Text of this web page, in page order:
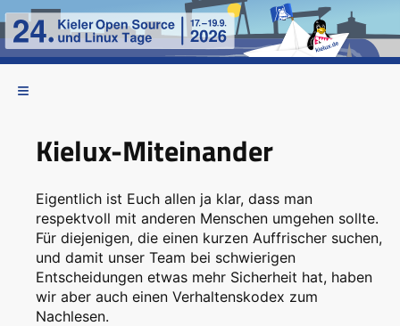
Kielux-Miteinander
Eigentlich ist Euch allen ja klar, dass man
respektvoll mit anderen Menschen umgehen sollte.
Für diejenigen, die einen kurzen Auffrischer suchen,
und damit unser Team bei schwierigen
Entscheidungen etwas mehr Sicherheit hat, haben
wir aber auch einen Verhaltenskodex zum
Nachlesen.